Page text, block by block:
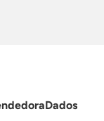
Dados